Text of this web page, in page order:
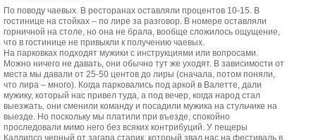
По поводу чаевых. В ресторанах оставляли процентов 10-15. В
гостинице на стойках – по лире за разговор. В номере оставляли
горничной на столе, но она не брала, вообще сложилось ощущение,
что в гостинице не привыкли к получению чаевых.
На парковках подходят мужики с инструкциями или вопросами.
Можно ничего не давать, они обычно тут же уходят. В зависимости от
места мы давали от 25-50 центов до лиры (сначала, потом поняли,
что лира – много). Когда парковались под аркой в Валетте, дали
мужику, который нас привел туда, а под вечер, когда народ стал
выезжать, они сменили команду и посадили мужика на стульчике на
выезде. Но поскольку мы платили при въезде, спокойно
проследовали мимо него без всяких контрибуций. У пещеры
Каллипсо черный от загара старик, который звал нас на фестиваль в